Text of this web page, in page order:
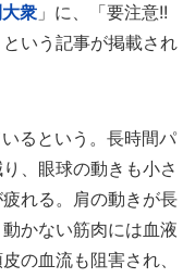
衆 」に、「要注意!!
いう記事が掲載され
るという。長時間パ
、眼球の動きも小さ
れる。肩の動きが長
かない筋肉には血液
の血流も阻害され、